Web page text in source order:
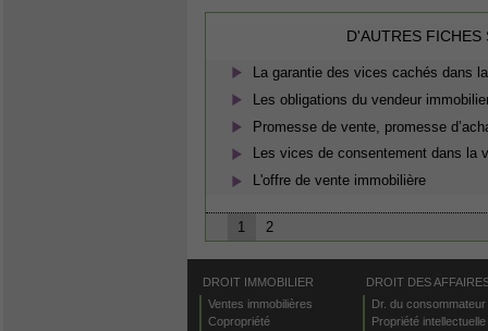
D'AUTRES FICHES
La garantie des vices cachés dans
Les obligations du vendeur
Promesse de vente, promesse
Les vices de consentement dans la
L'offre de vente immobilière
1 2
DROIT IMMOBILIER
Ventes immobilières
Copropriété
DROIT DES
Dr. du consommateur
Propriété intellectuelle